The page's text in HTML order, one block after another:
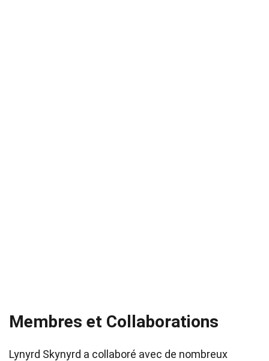
Membres et Collaborations
Lynyrd Skynyrd a collaboré avec de nombreux